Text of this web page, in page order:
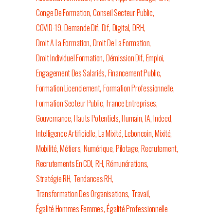
Conge De Formation Conseil Secteur Public
COVID-19 Demande Dif Dif Digital DRH
Droit A La Formation Droit De La Formation
Droit Individuel Formation Démission Dif Emploi
Engagement Des Salariés Financement Public
Formation Licenciement Formation Professionnelle
Formation Secteur Public France Entreprises
Gouvernance Hauts Potentiels Humain IA Indeed
Intelligence Artificielle La Mixité Leboncoin Mixité
Mobilité Métiers Numérique Pilotage Recrutement
Recrutements En CDI RH Rémunérations
Stratégie RH Tendances RH
Transformation Des Organisations Travail
Égalité Hommes Femmes Égalité Professionnelle